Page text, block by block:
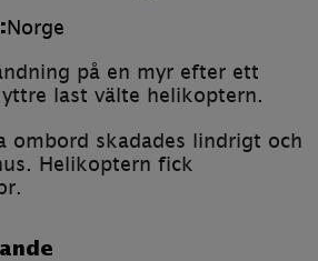
Norge
på en myr efter ett
last välte helikoptern.
ombord skadades lindrigt och
Helikoptern fick